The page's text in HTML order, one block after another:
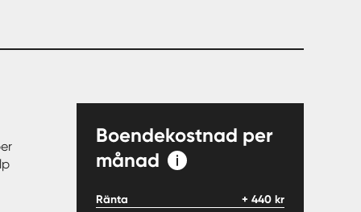
Boendekostnad per
månad
Ränta + 440 kr